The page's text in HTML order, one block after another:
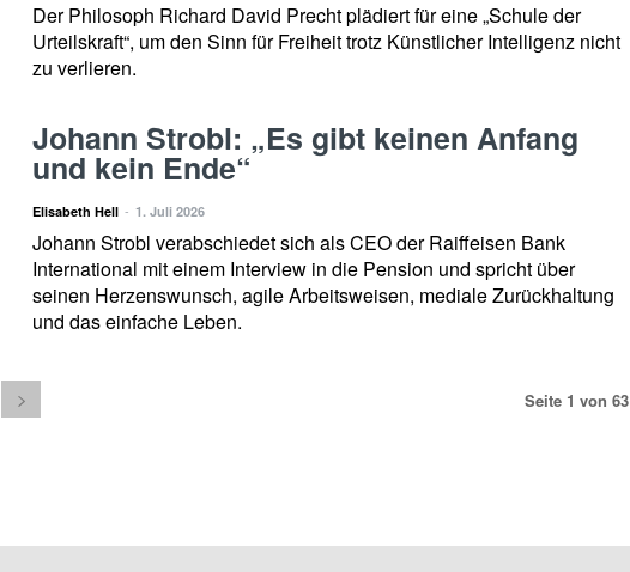
Der Philosoph Richard David Precht plädiert für eine „Schule der
Urteilskraft“, um den Sinn für Freiheit trotz Künstlicher Intelligenz nicht
zu verlieren.
Johann Strobl: „Es gibt keinen Anfang
und kein Ende“
Elisabeth Hell - 1. Juli 2026
Johann Strobl verabschiedet sich als CEO der Raiffeisen Bank
International mit einem Interview in die Pension und spricht über
seinen Herzenswunsch, agile Arbeitsweisen, mediale Zurückhaltung
und das einfache Leben.
Seite 1 von 63